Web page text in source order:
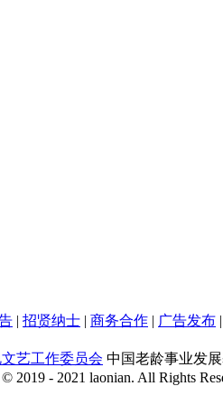
| 招贤纳士 | 商务合作 | 广告发布 |
艺工作委员会 中国老龄事业发
- 2021 laonian. All Rights